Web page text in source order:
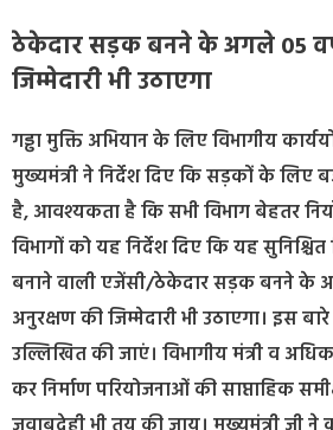
ठेकेदार सड़क बनने के अगले 05
जिम्मेदारी भी उठाएगा
गड्ढा मुक्ति अभियान के लिए विभागीय
मुख्यमंत्री ने निर्देश दिए कि सड़कों के लिए
है, आवश्यकता है कि सभी विभाग बेहतर
विभागों को यह निर्देश दिए कि यह
बनाने वाली एजेंसी/ठेकेदार सड़क बनने के
अनुरक्षण की जिम्मेदारी भी उठाएगा। इस
उल्लिखित की जाएं। विभागीय मंत्री व
कर निर्माण परियोजनाओं की साप्ताहिक